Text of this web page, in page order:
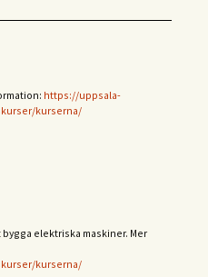
https://uppsala-
kurserna/
elektriska maskiner. Mer
kurserna/